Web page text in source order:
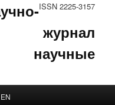
ISSN 2225-3157
журнал
научные
EN